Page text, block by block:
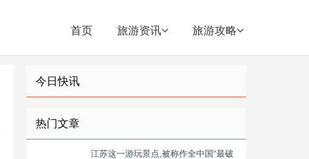
首页 旅游资讯 旅游攻略
今日快讯
热门文章
江苏这一游玩景点,被称作全中国“最破